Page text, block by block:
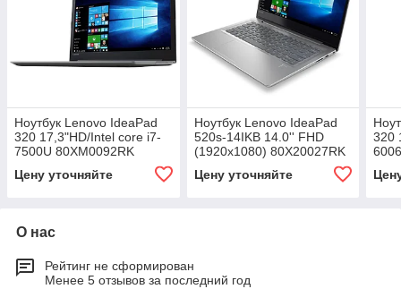
Ноутбук Lenovo IdeaPad
320 17,3"HD/Intel core i7-
7500U 80XM0092RK
Цену уточняйте
Ноутбук Lenovo IdeaPad
520s-14IKB 14.0'' FHD
(1920x1080) 80X20027RK
Цену уточняйте
320
О нас
Рейтинг не сформирован
Менее 5 отзывов за последний год